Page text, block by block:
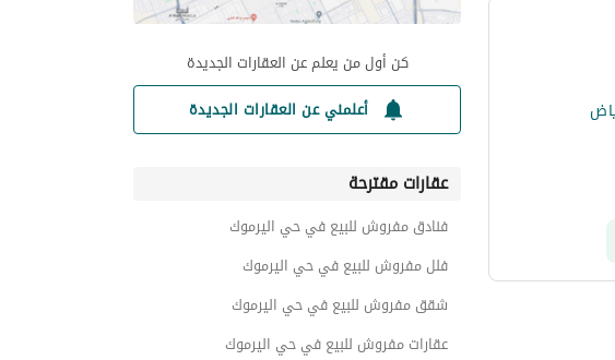
كن أول من يعلم عن العقارات الجديدة
أعلمني عن العقارات الجديدة
عقارات مقترحة
فنادق مفروش للبيع في حي اليرموك
فلل مفروش للبيع في حي اليرموك
شقق مفروش للبيع في حي اليرموك
عقارات مفروش للبيع في حي اليرموك